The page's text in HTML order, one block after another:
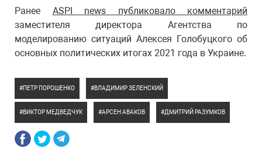
Ранее ASPI news публиковало комментарий
заместителя директора Агентства по
моделированию ситуаций Алексея Голобуцкого об
основных политических итогах 2021 года в Украине.
ПЕТР ПОРОШЕНКО ВЛАДИМИР ЗЕЛЕНСКИЙ
ВИКТОР МЕДВЕДЧУК АРСЕН АВАКОВ ДМИТРИЙ РАЗУМКОВ